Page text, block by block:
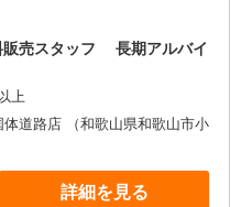
販売スタッフ 長期アルバイ
上
道路店 （和歌山県和歌山市小
詳細を見る